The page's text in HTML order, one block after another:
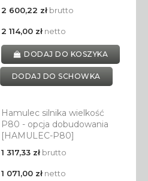
2 600,22 złbrutto
2 114,00 złnetto
DODAJ DO KOSZYKA
DODAJ DO SCHOWKA
Hamulec silnika wielkość
P80 - opcja dobudowania
[HAMULEC-P80]
1 317,33 złbrutto
1 071,00 złnetto